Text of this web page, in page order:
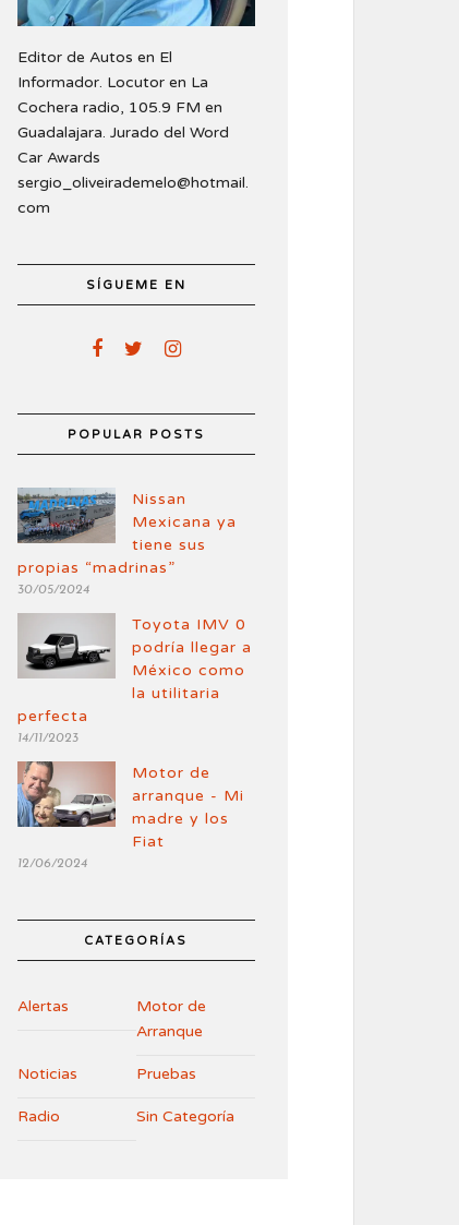
Editor de Autos en El
Informador. Locutor en La
Cochera radio, 105.9 FM en
Guadalajara. Jurado del Word
Car Awards
sergio_oliveirademelo@hotmail.
com
SÍGUEME EN
POPULAR POSTS
Nissan
Mexicana ya
tiene sus
propias “madrinas”
30/05/2024
Toyota IMV 0
podría llegar a
México como
la utilitaria
perfecta
14/11/2023
Motor de
arranque - Mi
madre y los
Fiat
12/06/2024
CATEGORÍAS
Alertas
Motor de
Arranque
Noticias Pruebas
Radio Sin Categoría